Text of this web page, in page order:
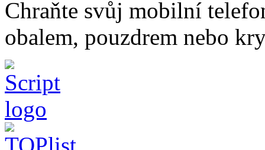
Chraňte svůj mobilní
obalem, pouzdrem nebo